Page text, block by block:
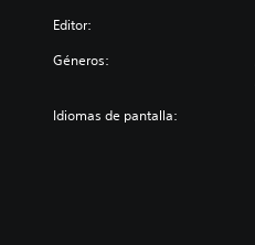
Editor:
Géneros:
Idiomas de pantalla: